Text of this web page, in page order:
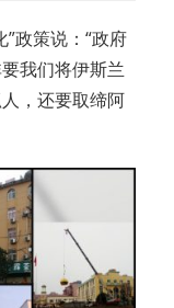
政策说：“政府
我们将伊斯兰
，还要取缔阿